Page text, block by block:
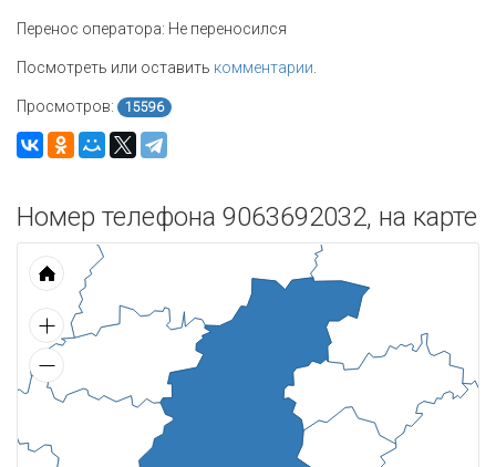
Перенос оператора: Не переносился
Посмотреть или оставить комментарии
Просмотров: 15596
Номер телефона 9063692032, на карте